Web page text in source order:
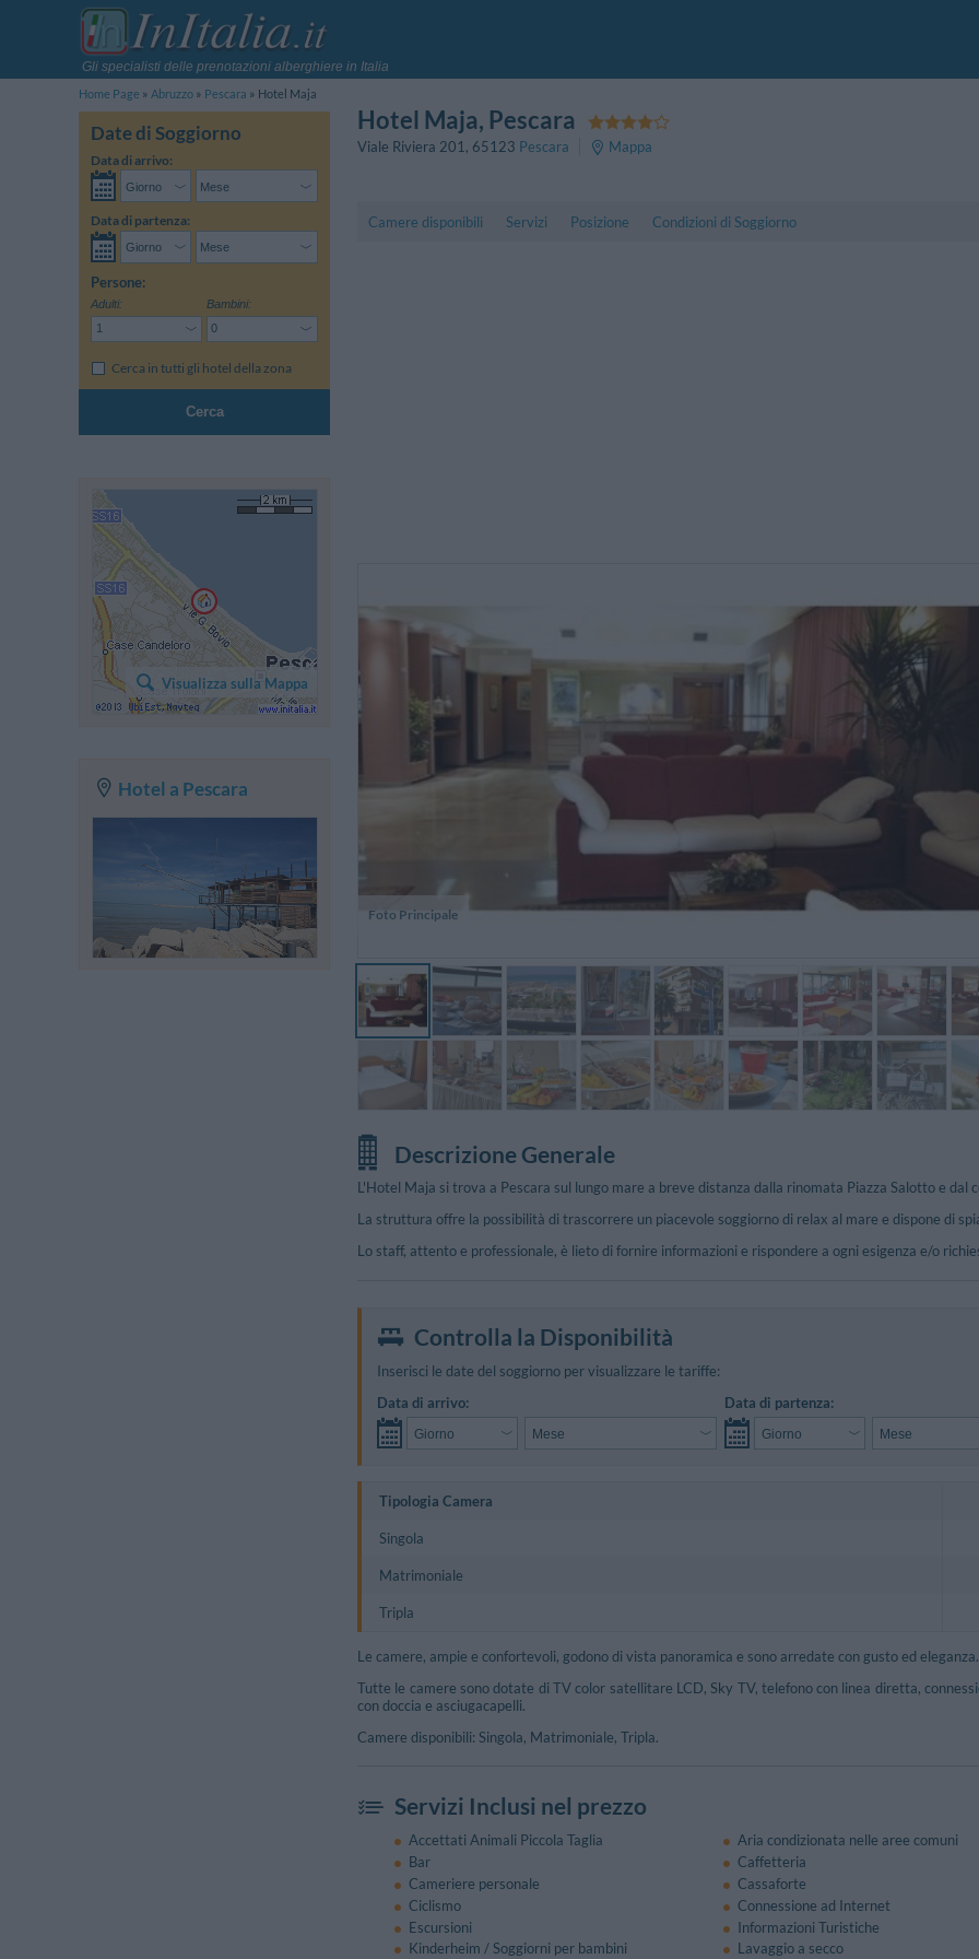
Gli specialisti delle prenotazioni alberghiere in Italia
Home Page
Abruzzo Pescara Hotel Maja
Date di Soggiorno
Data di arrivo:
Data di partenza:
Persone:
Adulti: Bambini:
Cerca in tutti gli hotel della zona
Cerca
Hotel Maja, Pescara
Viale Riviera 201, 65123 Pescara Mappa
Camere disponibili Servizi Posizione Condizioni di Soggiorno
Foto Principale
La soddisfazione generale va
indicata, più correttamente, tra
leggermente delusi dall'indicazione
Ottima colazione da 4 stelle!
Cesare,Italia
Descrizione Generale
L'Hotel Maja si trova a Pescara sul lungo mare a breve distanza dalla rinomata Piazza Salotto e dal
La struttura offre la possibilità di trascorrere un piacevole soggiorno di relax al mare e dispone di
Lo staff, attento e professionale, è lieto di fornire informazioni e rispondere a ogni esigenza e/o
Controlla la Disponibilità
Inserisci le date del soggiorno per visualizzare le tariffe:
Data di arrivo:
Data di partenza:
Tipologia Camera
Singola
Matrimoniale
Tripla
Le camere, ampie e confortevoli, godono di vista panoramica e sono arredate con gusto ed eleganza.
Tutte le camere sono dotate di TV color satellitare LCD, Sky TV, telefono con linea diretta,
con doccia e asciugacapelli.
Camere disponibili: Singola, Matrimoniale, Tripla.
Servizi Inclusi nel prezzo
Accettati Animali Piccola Taglia Aria condizionata nelle aree comuni
Bar
Caffetteria
Cameriere personale
Cassaforte
Ciclismo
Connessione ad Internet
Escursioni
Informazioni Turistiche
Kinderheim / Soggiorni per bambini
Lavaggio a secco
Visualizza sulla Mappa
Hotel a Pescara